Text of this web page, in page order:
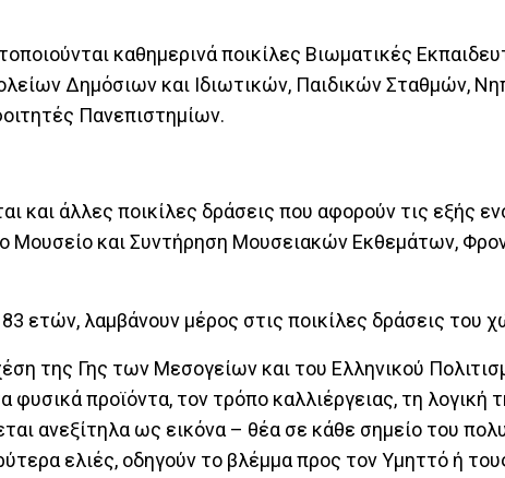
καθημερινά ποικίλες Βιωματικές
Δημόσιων και Ιδιωτικών, Παιδικών Σταθμών,
Πανεπιστημίων.
και άλλες ποικίλες δράσεις που αφορούν τις εξής
Μουσείο και Συντήρηση Μουσειακών Εκθεμάτων,
ετών, λαμβάνουν μέρος στις ποικίλες δράσεις του
της Γης των Μεσογείων και του Ελληνικού
προϊόντα, τον τρόπο καλλιέργειας, τη λογική
ανεξίτηλα ως εικόνα – θέα σε κάθε σημείο του
ελιές, οδηγούν το βλέμμα προς τον Υμηττό ή